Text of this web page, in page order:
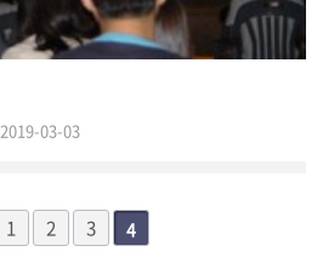
2019-03-03
1 2 3 4